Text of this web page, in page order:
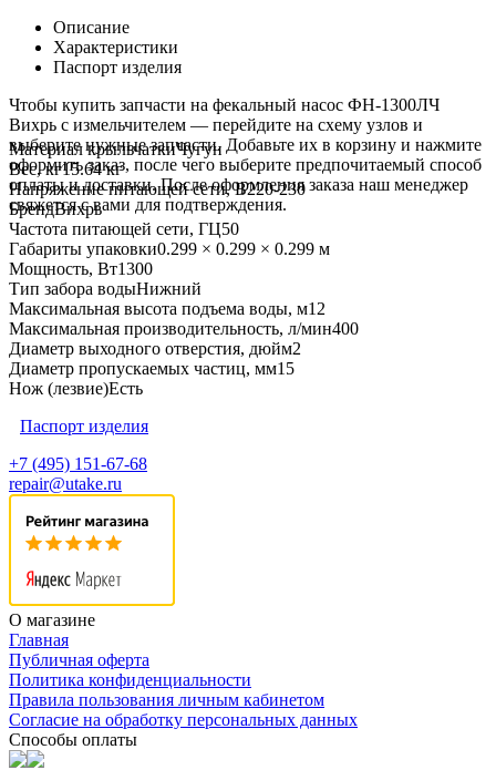
Описание
Характеристики
Паспорт изделия
Чтобы купить запчасти на фекальный насос ФН-1300ЛЧ
Вихрь с измельчителем — перейдите на схему узлов и
выберите нужные запчасти. Добавьте их в корзину и нажмите
оформить заказ, после чего выберите предпочитаемый способ
оплаты и доставки. После оформления заказа наш менеджер
свяжется с вами для подтверждения.
Материал крыльчаткиЧугун
Вес, кг15.64 кг
Напряжение питающей сети, В220-230
БрендВихрь
Частота питающей сети, ГЦ50
Габариты упаковки0.299 × 0.299 × 0.299 м
Мощность, Вт1300
Тип забора водыНижний
Максимальная высота подъема воды, м12
Максимальная производительность, л/мин400
Диаметр выходного отверстия, дюйм2
Диаметр пропускаемых частиц, мм15
Нож (лезвие)Есть
Паспорт изделия
+7 (495) 151-67-68
repair@utake.ru
О магазине
Главная
Публичная оферта
Политика конфиденциальности
Правила пользования личным кабинетом
Согласие на обработку персональных данных
Способы оплаты